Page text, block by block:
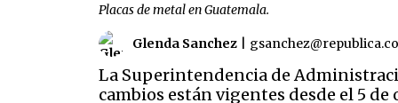
Placas de metal en Guatemala.
Glenda Sanchez
La Superintendencia de
cambios están vigentes desde el 5 de